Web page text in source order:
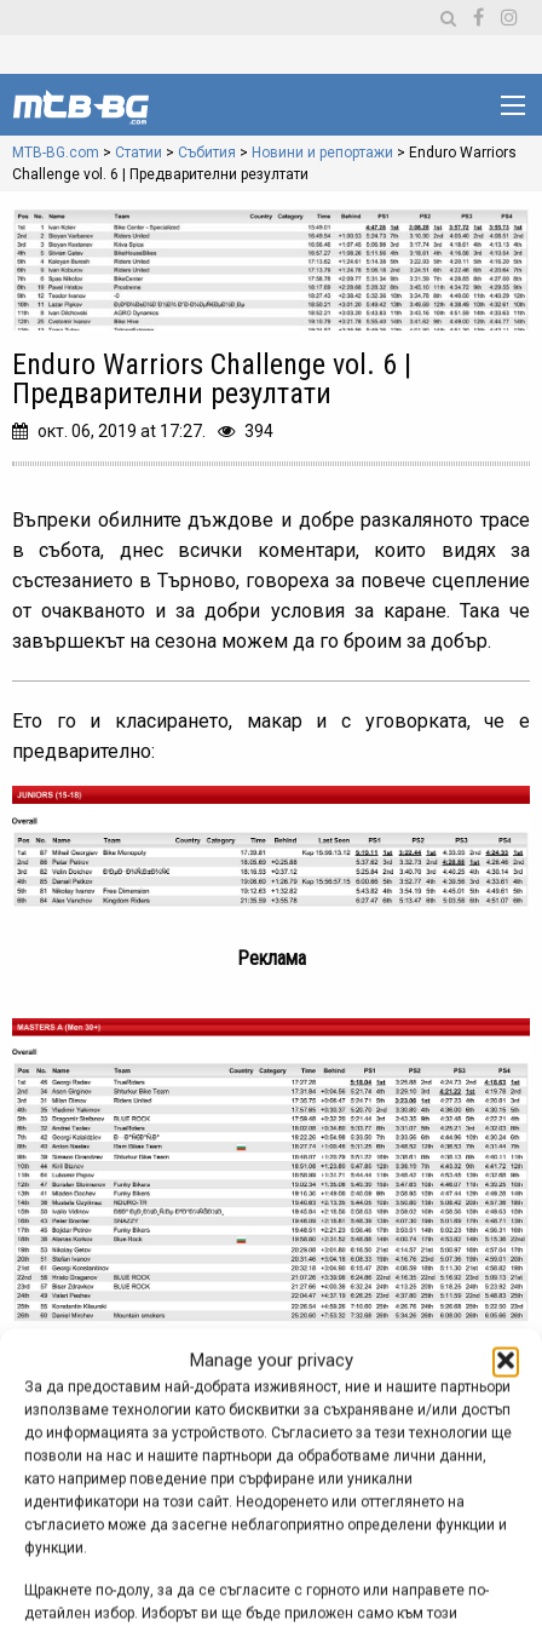
Manage your privacy
За да предоставим най-добрата изживяност, ние и нашите партньори
използваме технологии като бисквитки за съхраняване и/или достъп
до информацията за устройството. Съгласието за тези технологии ще
позволи на нас и нашите партньори да обработваме лични данни,
като например поведение при сърфиране или уникални
идентификатори на този сайт. Неодоренето или оттеглянето на
съгласието може да засегне неблагоприятно определени функции и
функции.
Щракнете по-долу, за да се съгласите с горното или направете по-
детайлен избор. Изборът ви ще бъде приложен само към този
MTB-BG.com > Статии > Събития > Новини и репортажи > Enduro Warriors
Challenge vol. 6 | Предварителни резултати
Enduro Warriors Challenge vol. 6 |
Предварителни резултати
окт. 06, 2019 at 17:27. 394
Въпреки обилните дъждове и добре разкаляното трасе
в събота, днес всички коментари, които видях за
състезанието в Търново, говореха за повече сцепление
от очакваното и за добри условия за каране. Така че
завършекът на сезона можем да го броим за добър.
Ето го и класирането, макар и с уговорката, че е
предварително:
Реклама